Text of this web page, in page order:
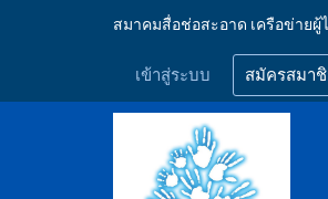
สมาคมสื่อช่อสะอาด เครือข่ายผู้
เข้าสู่ระบบ สมัครสมา